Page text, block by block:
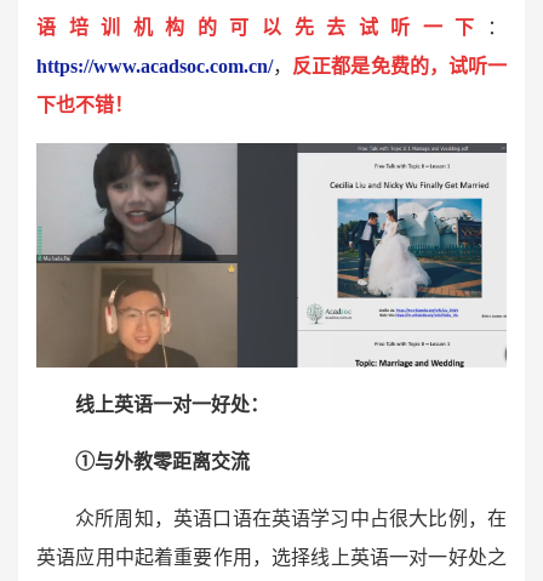
语培训机构的可以先去试听一下
：
https://www.acadsoc.com.cn/， 反正都是免费的，试听一
下也不错！
线上英语一对一好处：
①与外教零距离交流
众所周知，英语口语在英语学习中占很大比例，在
英语应用中起着重要作用，选择线上英语一对一好处之